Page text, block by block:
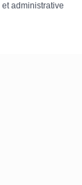
administrative